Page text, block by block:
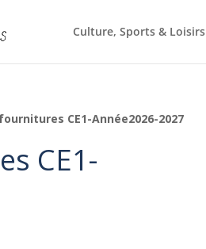
Culture, Sports & Loisirs
CE1-Année2026-2027
CE1-